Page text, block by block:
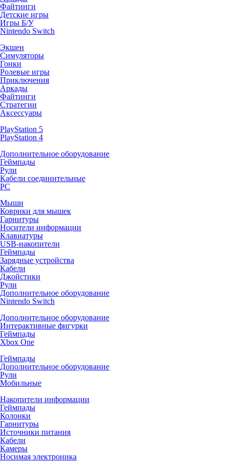
Файтинги
Детские игры
Игры Б/У
Nintendo Switch
Экшен
Симуляторы
Гонки
Ролевые игры
Приключения
Аркады
Файтинги
Стратегии
Аксессуары
PlayStation 5
PlayStation 4
Дополнительное оборудование
Геймпады
Рули
Кабели соединительные
PC
Мыши
Коврики для мышек
Гарнитуры
Носители информации
Клавиатуры
USB-накопители
Геймпады
Зарядные устройства
Кабели
Джойстики
Рули
Дополнительное оборудование
Nintendo Switch
Дополнительное оборудование
Интерактивные фигурки
Геймпады
Xbox One
Геймпады
Дополнительное оборудование
Рули
Мобильные
Накопители информации
Геймпады
Колонки
Гарнитуры
Источники питания
Кабели
Камеры
Носимая электроника